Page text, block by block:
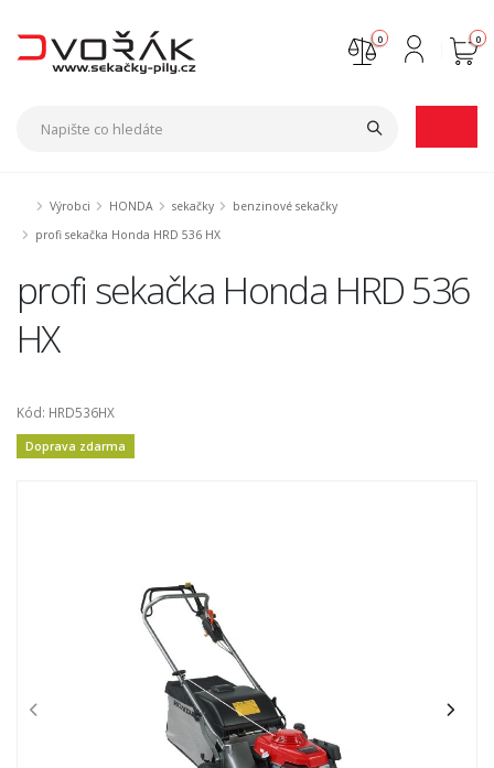
0
0
Výrobci HONDA sekačky
benzinové sekačky
profi sekačka Honda HRD 536 HX
profi sekačka Honda HRD 536
HX
Kód: HRD536HX
Doprava zdarma